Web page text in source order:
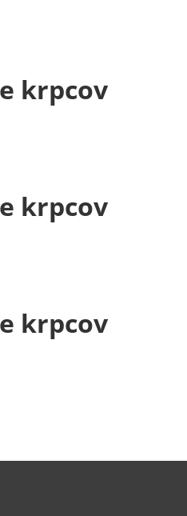
krpcov
krpcov
krpcov